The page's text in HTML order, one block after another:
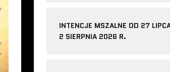
INTENCJE MSZALNE OD 27
2 SIERPNIA 2026 R.